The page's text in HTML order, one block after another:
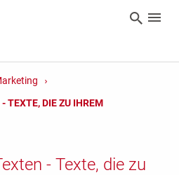
TEXTE, DIE ZU IHREM
- Texte, die zu